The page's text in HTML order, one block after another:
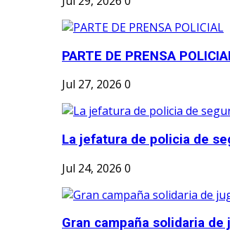
PARTE DE PRENSA
Jul 27, 2026 0
La jefatura de policia de
Jul 24, 2026 0
Gran campaña solidaria